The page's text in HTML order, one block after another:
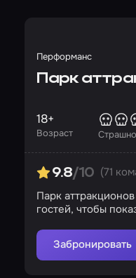
Перформанс
Парк
Возраст
18+
9.8/10 (71
Парк
гостей, чтобы
Забронировать